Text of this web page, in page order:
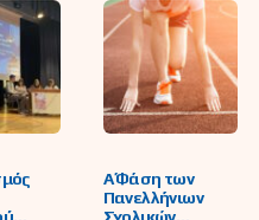
Α΄ Φάση των
Πανελλήνιων